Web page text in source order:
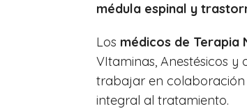
médula espinal y
Los médicos de Terapia
VItaminas, Anestésicos
trabajar en colaboración
integral al tratamiento.